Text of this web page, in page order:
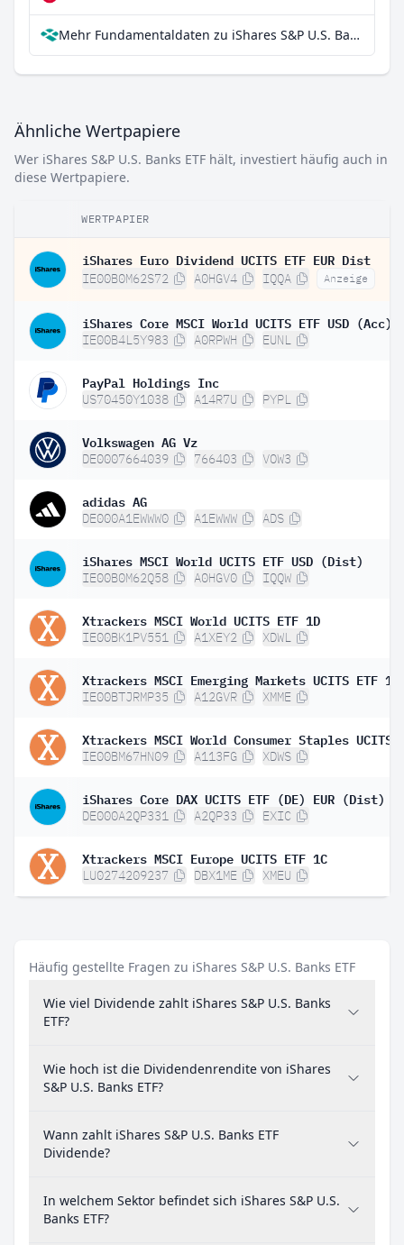
Mehr Fundamentaldaten zu iShares S&P U.S. Banks ETF bei Parqet
Ähnliche Wertpapiere
Wer iShares S&P U.S. Banks ETF hält, investiert häufig auch in
diese Wertpapiere.
WERTPAPIER
iShares Euro Dividend UCITS ETF EUR Dist
IE00B0M62S72 A0HGV4 IQQA Anzeige
iShares Core MSCI World UCITS ETF USD (Acc)
IE00B4L5Y983 A0RPWH EUNL
PayPal Holdings Inc
US70450Y1038 A14R7U PYPL
Volkswagen AG Vz
DE0007664039 766403 VOW3
adidas AG
DE000A1EWWW0 A1EWWW ADS
iShares MSCI World UCITS ETF USD (Dist)
IE00B0M62Q58 A0HGV0 IQQW
Xtrackers MSCI World UCITS ETF 1D
IE00BK1PV551 A1XEY2 XDWL
Xtrackers MSCI Emerging Markets UCITS ETF 1C
IE00BTJRMP35 A12GVR XMME
IE00BM67HN09 A113FG XDWS
iShares Core DAX UCITS ETF (DE) EUR (Dist)
DE000A2QP331 A2QP33 EXIC
Xtrackers MSCI Europe UCITS ETF 1C
LU0274209237 DBX1ME XMEU
Häufig gestellte Fragen zu iShares S&P U.S. Banks ETF
Wie viel Dividende zahlt iShares S&P U.S. Banks
ETF?
Wie hoch ist die Dividendenrendite von iShares
S&P U.S. Banks ETF?
Wann zahlt iShares S&P U.S. Banks ETF
Dividende?
In welchem Sektor befindet sich iShares S&P U.S.
Banks ETF?